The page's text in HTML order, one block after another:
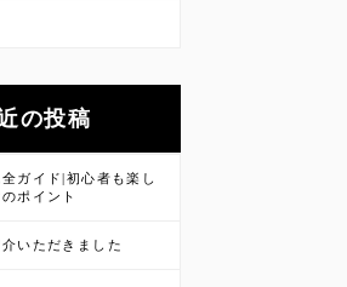
の投稿
全ガイド|初心者も楽し
ポイント
いただきました